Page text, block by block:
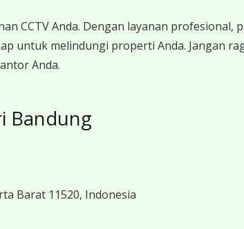
CCTV Anda. Dengan layanan
untuk melindungi properti Anda. Jangan
Anda.
Bandung
Barat 11520, Indonesia